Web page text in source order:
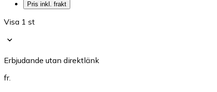
Pris inkl. frakt
Visa 1 st
Erbjudande utan direktlänk
fr.